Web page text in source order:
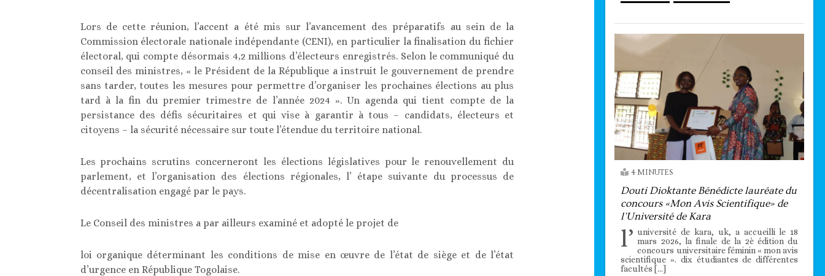
Lors de cette réunion, l’accent a été mis sur l’avancement des préparatifs au sein de la
Commission électorale nationale indépendante (CENI), en particulier la finalisation du fichier
électoral, qui compte désormais 4,2 millions d’électeurs enregistrés. Selon le communiqué du
conseil des ministres, « le Président de la République a instruit le gouvernement de prendre
sans tarder, toutes les mesures pour permettre d’organiser les prochaines élections au plus
tard à la fin du premier trimestre de l’année 2024 ». Un agenda qui tient compte de la
persistance des défis sécuritaires et qui vise à garantir à tous – candidats, électeurs et
citoyens – la sécurité nécessaire sur toute l’étendue du territoire national.
Les prochains scrutins concerneront les élections législatives pour le renouvellement du
parlement, et l’organisation des élections régionales, l’ étape suivante du processus de
décentralisation engagé par le pays.
Le Conseil des ministres a par ailleurs examiné et adopté le projet de
loi organique déterminant les conditions de mise en œuvre de l’état de siège et de l’état
d’urgence en République Togolaise.
4 MINUTES
Douti Dioktante Bénédicte lauréate du
concours «Mon Avis Scientifique» de
l’Université de Kara
l’ université de kara, uk, a accueilli le 18
mars 2026, la finale de la 2è édition du
concours universitaire féminin « mon avis
scientifique ». dix étudiantes de différentes
facultés […]